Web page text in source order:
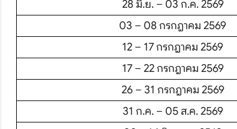
จัดกรุ๊ปต่างประเทศ
จัดกรุ๊ปในประเทศ
28 มิ.ย. – 03 ก.ค. 2569
03 – 08 กรกฎาคม 2569
12 – 17 กรกฎาคม 2569
17 – 22 กรกฎาคม 2569
26 – 31 กรกฎาคม 2569
31 ก.ค. – 05 ส.ค. 2569